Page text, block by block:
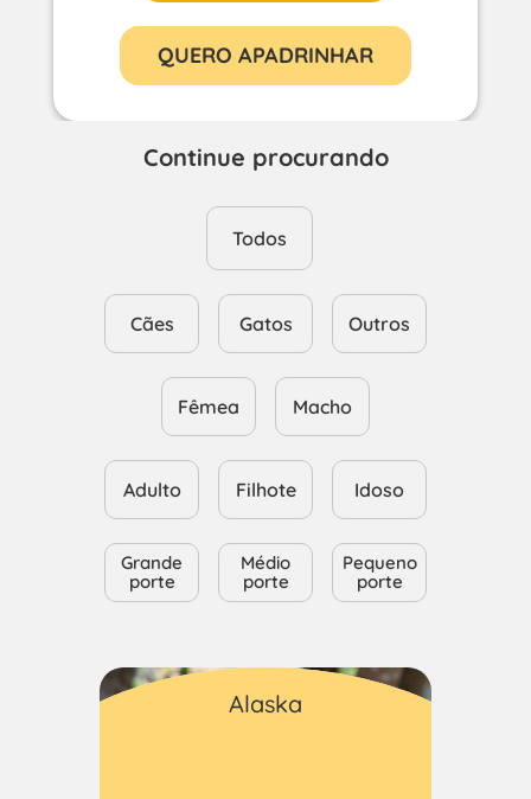
QUERO APADRINHAR
Continue procurando
Todos
Cães Gatos Outros
Fêmea Macho
Adulto Filhote Idoso
Grande
porte
Médio
porte
Pequeno
porte
Gatos
Macho
Alaska